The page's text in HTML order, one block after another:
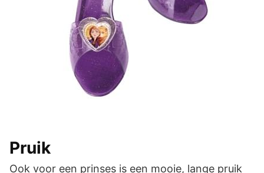
Pruik
Ook voor een prinses is een mooie, lange pruik